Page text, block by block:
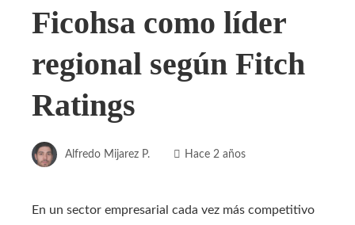
Ficohsa como líder
regional según Fitch
Ratings
Alfredo Mijarez P. Hace 2 años
En un sector empresarial cada vez más competitivo